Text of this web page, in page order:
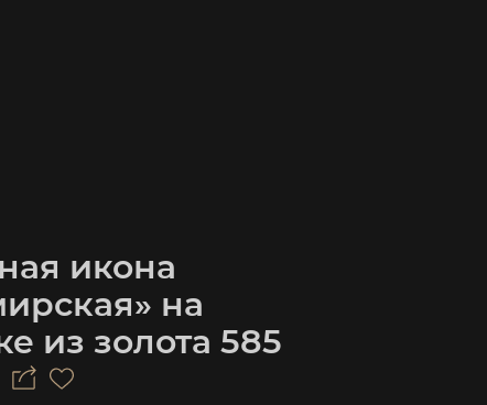
икона
на
из золота 585